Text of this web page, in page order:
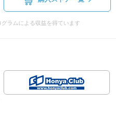
ラムによる収益を得ています